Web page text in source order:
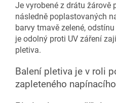
Je vyrobené z drátu žárově
následně poplastovaných
barvy tmavě zelené,
je odolný proti UV záření
pletiva.
Balení pletiva je v roli
zapleteného